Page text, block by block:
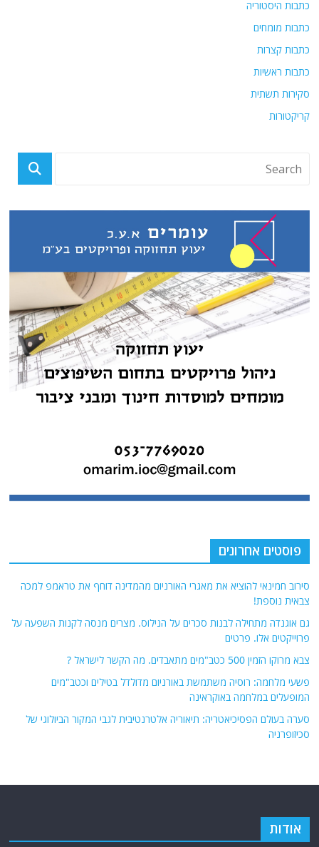
כתבות היסטוריה
כתבות מומחים
כתבות קצרות
כתבות ראשיות
סקירות תשתית
קריקטורות
פוסטים אחרונים
סירוב חמינאי להוציא את מאגרי האורניום מהמדינה דוחף את טראמפ למכה
צבאית נוספת!
גם אוגנדה מתחילה לבנות סכרים על הנילוס. מצרים מנסה לקנות השפעה על
פרוייקטים אלו. פרטים
צבא מרוקו הזמין 500 כטב"מים מתאבדים. מה הקשר לישראל ?
פשעי מלחמה: רוסיה משתמשת באורניום מדולדל בטילים וכטב"מים
המופעלים במלחמה באוקראינה
סערה בעולם הפסיכיאטריה: תיאוריה אלטרנטיבית לגבי המקור הביולוגי של
סכיזופרניה
אודות